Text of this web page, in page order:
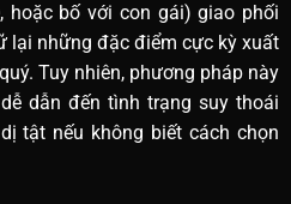
hoặc bố với con gái) giao phối
lại những đặc điểm cực kỳ xuất
Tuy nhiên, phương pháp này
dẫn đến tình trạng suy thoái
tật nếu không biết cách chọn